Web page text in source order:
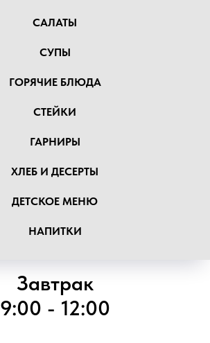
САЛАТЫ
СУПЫ
ГОРЯЧИЕ БЛЮДА
СТЕЙКИ
ГАРНИРЫ
ХЛЕБ И ДЕСЕРТЫ
ДЕТСКОЕ МЕНЮ
НАПИТКИ
Завтрак
9:00 - 12:00